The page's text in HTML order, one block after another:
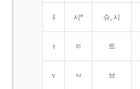
š 시* 슈, 시
t ㅌ 트
v ㅂ 브